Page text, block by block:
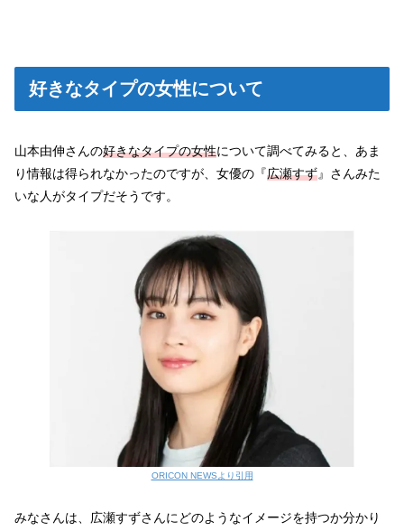
好きなタイプの女性について
山本由伸さんの好きなタイプの女性について調べてみると、あま
り情報は得られなかったのですが、女優の『広瀬すず』さんみた
いな人がタイプだそうです。
ORICON NEWSより引用
みなさんは、広瀬すずさんにどのようなイメージを持つか分かり